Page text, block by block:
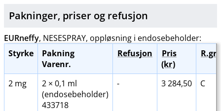
Pakninger, priser og refusjon
EURneffy, NESESPRAY, oppløsning i endosebeholder:
Styrke
Pakning
Varenr.
Refusjon
Pris
(kr)
R.gr
2 mg
2 × 0,1 ml
(endosebeholder)
433718
- 3 284,50 C